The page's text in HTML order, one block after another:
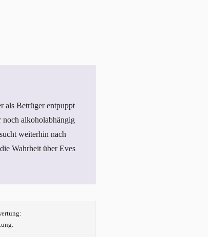
als Betrüger entpuppt
noch alkoholabhängig
weiterhin nach
Wahrheit über Eves